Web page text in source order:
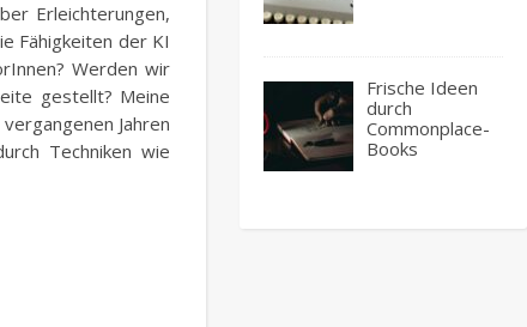
Erleichterungen,
Fähigkeiten der KI
Werden wir
gestellt? Meine
Jahren
Techniken wie
Frische Ideen
durch
Commonplace-
Books